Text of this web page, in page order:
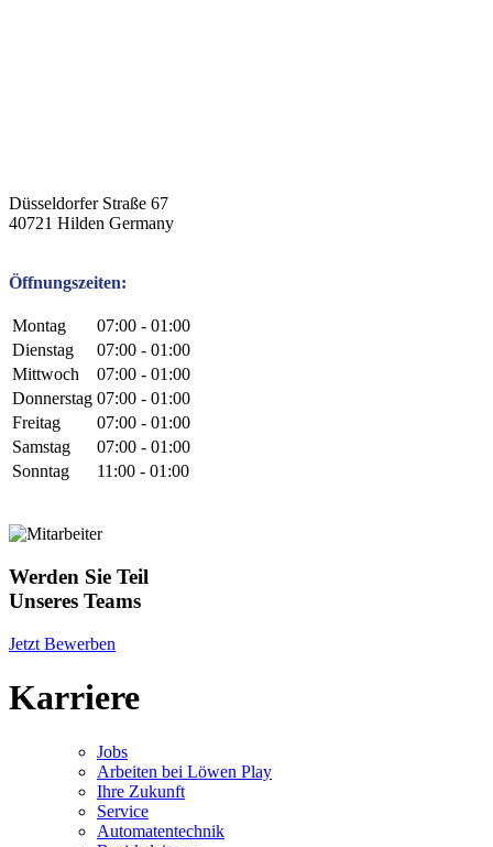
Düsseldorfer Straße 67
40721 Hilden Germany
Öffnungszeiten:
Montag
07:00 - 01:00
Dienstag
07:00 - 01:00
Mittwoch
07:00 - 01:00
Donnerstag 07:00 - 01:00
Freitag
07:00 - 01:00
Samstag
07:00 - 01:00
Sonntag
11:00 - 01:00
Werden Sie Teil
Unseres Teams
Jetzt Bewerben
Karriere
Jobs
Arbeiten bei Löwen Play
Ihre Zukunft
Service
Automatentechnik